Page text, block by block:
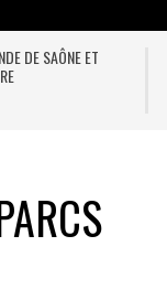
DE SAÔNE ET